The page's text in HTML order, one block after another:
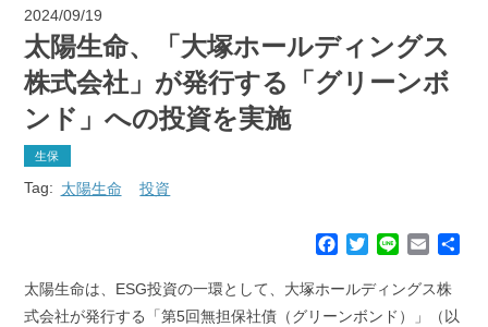
2024/09/19
太陽生命、「大塚ホールディングス
株式会社」が発行する「グリーンボ
ンド」への投資を実施
生保
Tag: 太陽生命 投資
c
e
T
i
t
n
e
E
a
太陽生命は、ESG投資の一環として、大塚ホールディングス株
式会社が発行する「第5回無担保社債（グリーンボンド）」（以